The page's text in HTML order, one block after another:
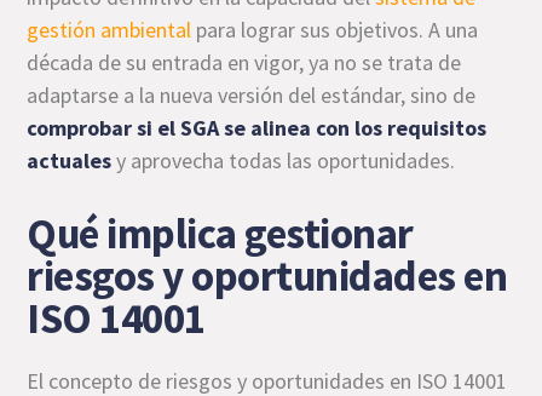
gestión ambiental para lograr sus objetivos. A una
década de su entrada en vigor, ya no se trata de
adaptarse a la nueva versión del estándar, sino de
comprobar si el SGA se alinea con los requisitos
actualesy aprovecha todas las oportunidades.
Qué implica gestionar
riesgos y oportunidades en
ISO 14001
El concepto de riesgos y oportunidades en ISO 14001